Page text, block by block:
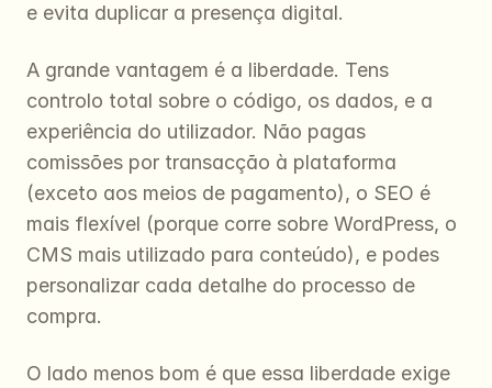
e evita duplicar a presença digital.
A grande vantagem é a liberdade. Tens
controlo total sobre o código, os dados, e a
experiência do utilizador. Não pagas
comissões por transacção à plataforma
(exceto aos meios de pagamento), o SEO é
mais flexível (porque corre sobre WordPress, o
CMS mais utilizado para conteúdo), e podes
personalizar cada detalhe do processo de
compra.
O lado menos bom é que essa liberdade exige